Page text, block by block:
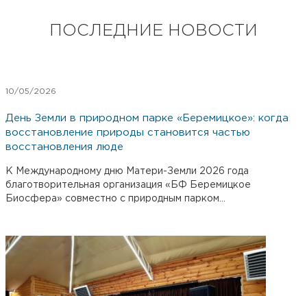
ПОСЛЕДНИЕ НОВОСТИ
10/05/2026
День Земли в природном парке «Беремицкое»: когда
восстановление природы становится частью
восстановления люде
К Международному дню Матери-Земли 2026 года
благотворительная организация «БФ Беремицкое
Биосфера» совместно с природным парком...